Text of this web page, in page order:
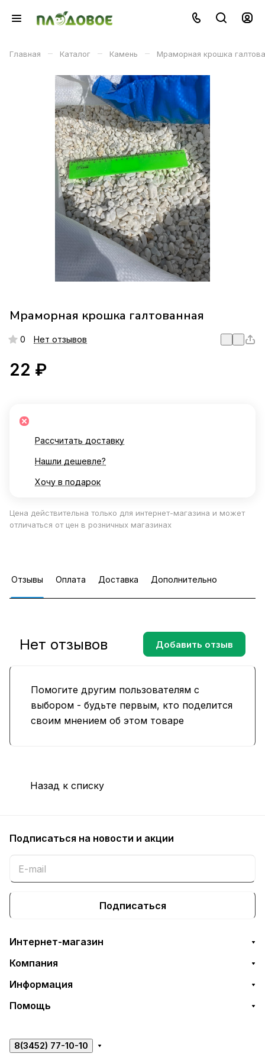
Главная – Каталог – Камень – Мраморная крошка
Мраморная крошка галтованная
0 Нет отзывов
22 ₽
Рассчитать доставку
Нашли дешевле?
Хочу в подарок
Цена действительна только для интернет-магазина и может
отличаться от цен в розничных магазинах
Отзывы Оплата Доставка Дополнительно
Помогите другим пользователям с
выбором - будьте первым, кто поделится
своим мнением об этом товаре
Нет отзывов Добавить отзыв
Назад к списку
Подписаться на новости и акции
Подписаться
Интернет-магазин
Компания
Информация
Помощь
8(3452) 77-10-10